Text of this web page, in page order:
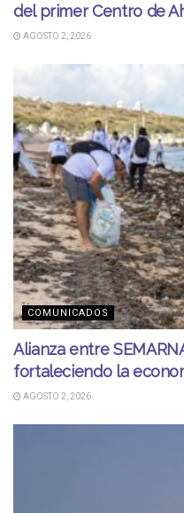
del primer Centro de
AGOSTO 2, 2026
COMUNICADOS
Alianza entre
fortaleciendo la
AGOSTO 2, 2026